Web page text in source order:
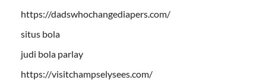
https://dadswhochangediapers.com/
situs bola
judi bola parlay
https://visitchampselysees.com/